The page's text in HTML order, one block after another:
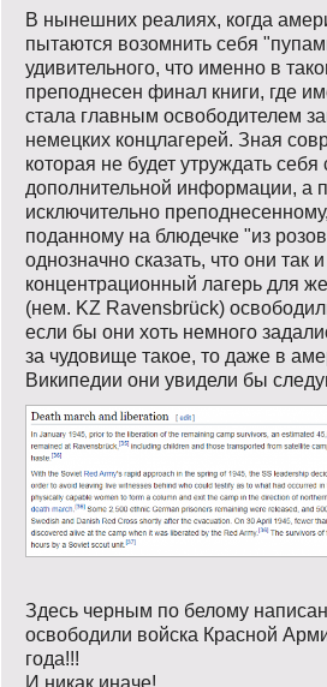
В нынешних реалиях, когда
пытаются возомнить себя
удивительного, что именно в
преподнесен финал книги, где
стала главным освободителем
немецких концлагерей. Зная
которая не будет утруждать себя
дополнительной информации, а
исключительно
поданному на блюдечке "из
однозначно сказать, что они так
концентрационный лагерь для
(нем. KZ Ravensbrück)
если бы они хоть немного
за чудовище такое, то даже в
Википедии они увидели бы
Здесь черным по белому
освободили войска Красной
года!!!